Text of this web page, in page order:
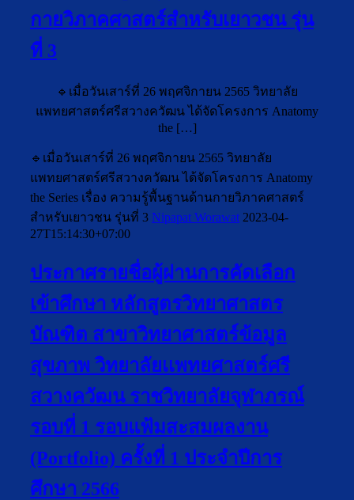
กายวิภาคศาสตร์สำหรับเยาวชน รุ่น
ที่ 3
🔹เมื่อวันเสาร์ที่ 26 พฤศจิกายน 2565 วิทยาลัย
แพทยศาสตร์ศรีสวางควัฒน ได้จัดโครงการ Anatomy
the […]
🔹เมื่อวันเสาร์ที่ 26 พฤศจิกายน 2565 วิทยาลัย
แพทยศาสตร์ศรีสวางควัฒน ได้จัดโครงการ Anatomy
the Series เรื่อง ความรู้พื้นฐานด้านกายวิภาคศาสตร์
สำหรับเยาวชน รุ่นที่ 3 Nipapat Worawat 2023-04-
27T15:14:30+07:00
ประกาศรายชื่อผู้ผ่านการคัดเลือก
เข้าศึกษา หลักสูตรวิทยาศาสตร
บัณฑิต สาขาวิทยาศาสตร์ข้อมูล
สุขภาพ วิทยาลัยเเพทยศาสตร์ศรี
สวางควัฒน ราชวิทยาลัยจุฬาภรณ์
รอบที่ 1 รอบแฟ้มสะสมผลงาน
(Portfolio) ครั้งที่ 1 ประจำปีการ
ศึกษา 2566